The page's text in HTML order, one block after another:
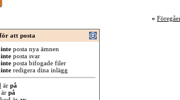
«
att posta
posta nya ämnen
posta svar
posta bifogade filer
redigera dina inlägg
är på
på